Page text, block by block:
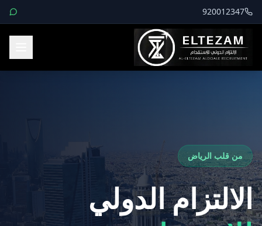
920012347
من قلب الرياض
الالتزام الدولي